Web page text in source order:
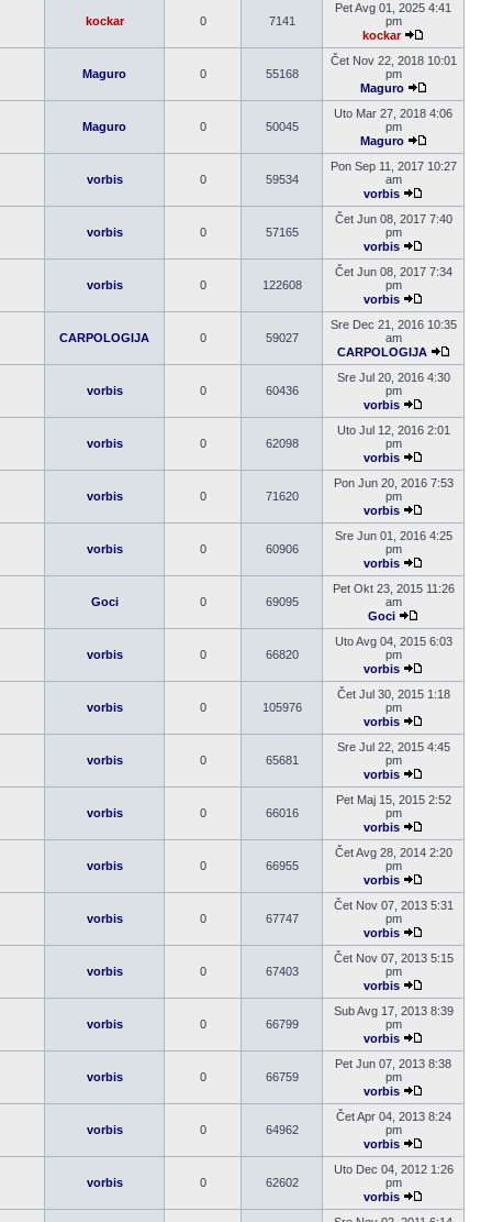
poslednji
kockar 0 7141
Pet Avg 01, 2025 4:41
pm
kockar
Pogledaj
poslednji
Maguro 0 55168
Čet Nov 22, 2018 10:01
pm
Maguro
Pogledaj
poslednji
Maguro 0 50045
Uto Mar 27, 2018 4:06
pm
Maguro
Pogledaj
poslednji
vorbis 0 59534
Pon Sep 11, 2017 10:27
am
vorbis
Pogledaj
poslednji
vorbis 0 57165
Čet Jun 08, 2017 7:40
pm
vorbis
Pogledaj
poslednji
vorbis 0 122608
Čet Jun 08, 2017 7:34
pm
vorbis
Pogledaj
poslednji
CARPOLOGIJA 0 59027
Sre Dec 21, 2016 10:35
am
CARPOLOGIJA
vorbis 0 60436
Sre Jul 20, 2016 4:30
pm
vorbis
Pogledaj
poslednji
vorbis 0 62098
Uto Jul 12, 2016 2:01
pm
vorbis
Pogledaj
poslednji
vorbis 0 71620
Pon Jun 20, 2016 7:53
pm
vorbis
Pogledaj
poslednji
vorbis 0 60906
Sre Jun 01, 2016 4:25
pm
vorbis
Pogledaj
poslednji
Goci 0 69095
Pet Okt 23, 2015 11:26
am
Goci
Pogledaj
poslednji
vorbis 0 66820
Uto Avg 04, 2015 6:03
pm
vorbis
Pogledaj
poslednji
vorbis 0 105976
Čet Jul 30, 2015 1:18
pm
vorbis
Pogledaj
poslednji
vorbis 0 65681
Sre Jul 22, 2015 4:45
pm
vorbis
Pogledaj
poslednji
vorbis 0 66016
Pet Maj 15, 2015 2:52
pm
vorbis
Pogledaj
poslednji
vorbis 0 66955
Čet Avg 28, 2014 2:20
pm
vorbis
Pogledaj
poslednji
vorbis 0 67747
Čet Nov 07, 2013 5:31
pm
vorbis
Pogledaj
poslednji
vorbis 0 67403
Čet Nov 07, 2013 5:15
pm
vorbis
Pogledaj
poslednji
vorbis 0 66799
Sub Avg 17, 2013 8:39
pm
vorbis
Pogledaj
poslednji
vorbis 0 66759
Pet Jun 07, 2013 8:38
pm
vorbis
Pogledaj
poslednji
vorbis 0 64962
Čet Apr 04, 2013 8:24
pm
vorbis
Pogledaj
poslednji
vorbis 0 62602
Uto Dec 04, 2012 1:26
pm
vorbis
Pogledaj